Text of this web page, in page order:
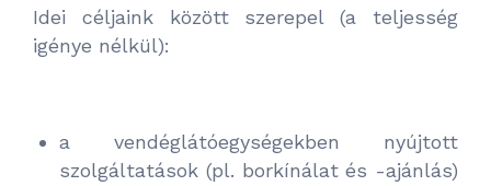
Idei céljaink között szerepel (a teljesség
igénye nélkül):
a vendéglátóegységekben nyújtott
szolgáltatások (pl. borkínálat és -ajánlás)